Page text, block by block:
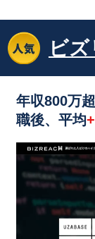
ビ
年収800万
職後、平均